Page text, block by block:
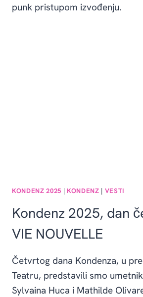
punk pristupom izvođenju.
KONDENZ 2025 | KONDENZ | VESTI
Kondenz 2025, dan
VIE NOUVELLE
Četvrtog dana Kondenza, u
Teatru, predstavili smo
Sylvaina Huca i Mathilde